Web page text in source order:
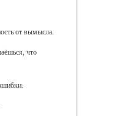
от вымысла.
что